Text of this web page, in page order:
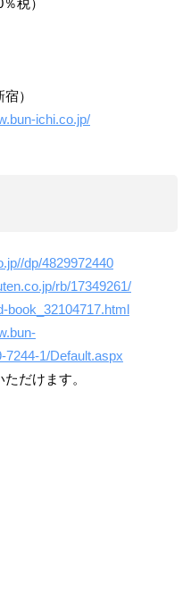
税）
）
ichi.co.jp/
dp/4829972440
rb/17349261/
book_32104717.html
7244-1/Default.aspx
だけます。